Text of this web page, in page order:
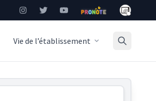
InstagramTwitterYouTubePronote Mon
Vie de l’établissement